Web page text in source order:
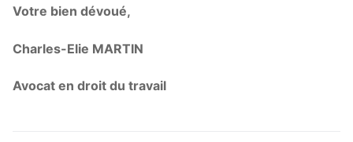
Votre bien dévoué,
Charles-Elie MARTIN
Avocat en droit du travail